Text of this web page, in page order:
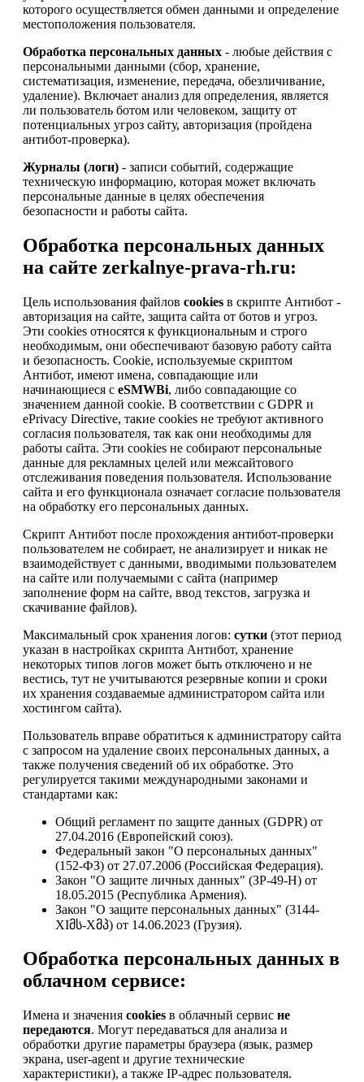
которого осуществляется обмен данными и определение
местоположения пользователя.
Обработка персональных данных - любые действия с
персональными данными (сбор, хранение,
систематизация, изменение, передача, обезличивание,
удаление). Включает анализ для определения, является
ли пользователь ботом или человеком, защиту от
потенциальных угроз сайту, авторизация (пройдена
антибот-проверка).
Журналы (логи) - записи событий, содержащие
техническую информацию, которая может включать
персональные данные в целях обеспечения
безопасности и работы сайта.
Обработка персональных данных
на сайте zerkalnye-prava-rh.ru:
Цель использования файлов cookies в скрипте Антибот -
авторизация на сайте, защита сайта от ботов и угроз.
Эти cookies относятся к функциональным и строго
необходимым, они обеспечивают базовую работу сайта
и безопасность. Cookie, используемые скриптом
Антибот, имеют имена, совпадающие или
начинающиеся с eSMWBi, либо совпадающие со
значением данной cookie. В соответствии с GDPR и
ePrivacy Directive, такие cookies не требуют активного
согласия пользователя, так как они необходимы для
работы сайта. Эти cookies не собирают персональные
данные для рекламных целей или межсайтового
отслеживания поведения пользователя. Использование
сайта и его функционала означает согласие пользователя
на обработку его персональных данных.
Скрипт Антибот после прохождения антибот-проверки
пользователем не собирает, не анализирует и никак не
взаимодействует с данными, вводимыми пользователем
на сайте или получаемыми с сайта (например
заполнение форм на сайте, ввод текстов, загрузка и
скачивание файлов).
Максимальный срок хранения логов: сутки (этот период
указан в настройках скрипта Антибот, хранение
некоторых типов логов может быть отключено и не
вестись, тут не учитываются резервные копии и сроки
их хранения создаваемые администратором сайта или
хостингом сайта).
Пользователь вправе обратиться к администратору сайта
с запросом на удаление своих персональных данных, а
также получения сведений об их обработке. Это
регулируется такими международными законами и
стандартами как:
Общий регламент по защите данных (GDPR) от
27.04.2016 (Европейский союз).
Федеральный закон "О персональных данных"
(152-ФЗ) от 27.07.2006 (Российская Федерация).
Закон "О защите личных данных" (ЗР-49-Н) от
18.05.2015 (Республика Армения).
Закон "О защите персональных данных" (3144-
XIმს-Xმპ) от 14.06.2023 (Грузия).
Обработка персональных данных в
облачном сервисе:
Имена и значения cookies в облачный сервис не
передаются. Могут передаваться для анализа и
обработки другие параметры браузера (язык, размер
экрана, user-agent и другие технические
характеристики), а также IP-адрес пользователя.